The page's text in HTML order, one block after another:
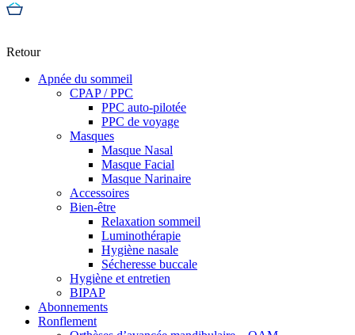
Retour
Apnée du sommeil
CPAP / PPC
PPC auto-pilotée
PPC de voyage
Masques
Masque Nasal
Masque Facial
Masque Narinaire
Accessoires
Bien-être
Relaxation sommeil
Luminothérapie
Hygiène nasale
Sécheresse buccale
Hygiène et entretien
BIPAP
Abonnements
Ronflement